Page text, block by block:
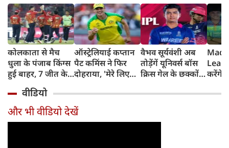
कोलकाता से मैच
धुला के पंजाब किंग्स
हुई बाहर, 7 जीत के
ऑस्ट्रेलियाई कप्तान
पैट कमिंस ने फिर
दोहराया, 'मेरे लिए
वैभव सूर्यवंशी अब
तोड़ेंगें यूनिवर्स बॉस
क्रिस गेल के छक्कों
करेंगे
टीम में
वीडियो
और भी वीडियो देखें